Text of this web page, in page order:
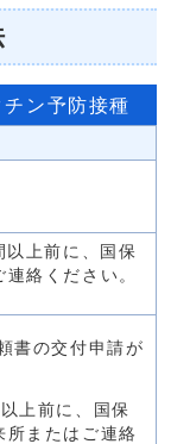
ン予防接種
以上前に、国保
絡ください。
書の交付申請が
上前に、国保
所またはご連絡